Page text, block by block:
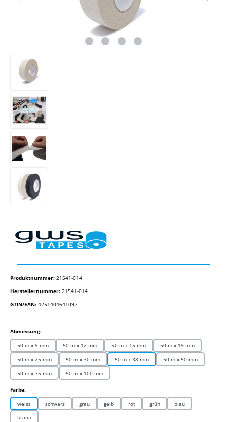
Produktnummer: 21541-014
Herstellernummer: 21541-014
GTIN/EAN: 4251404641092
Abmessung:auswählen
50 m x 9 mm 50 m x 12 mm 50 m x 15 mm
50 m x 19 mm
50 m x 25 mm
50 m x 30 mm 50 m x 38 mm
50 m x 50 mm
50 m x 75 mm
50 m x 100 mm
Farbe:auswählen
weiss schwarz grau gelb rot grün
blau
braun